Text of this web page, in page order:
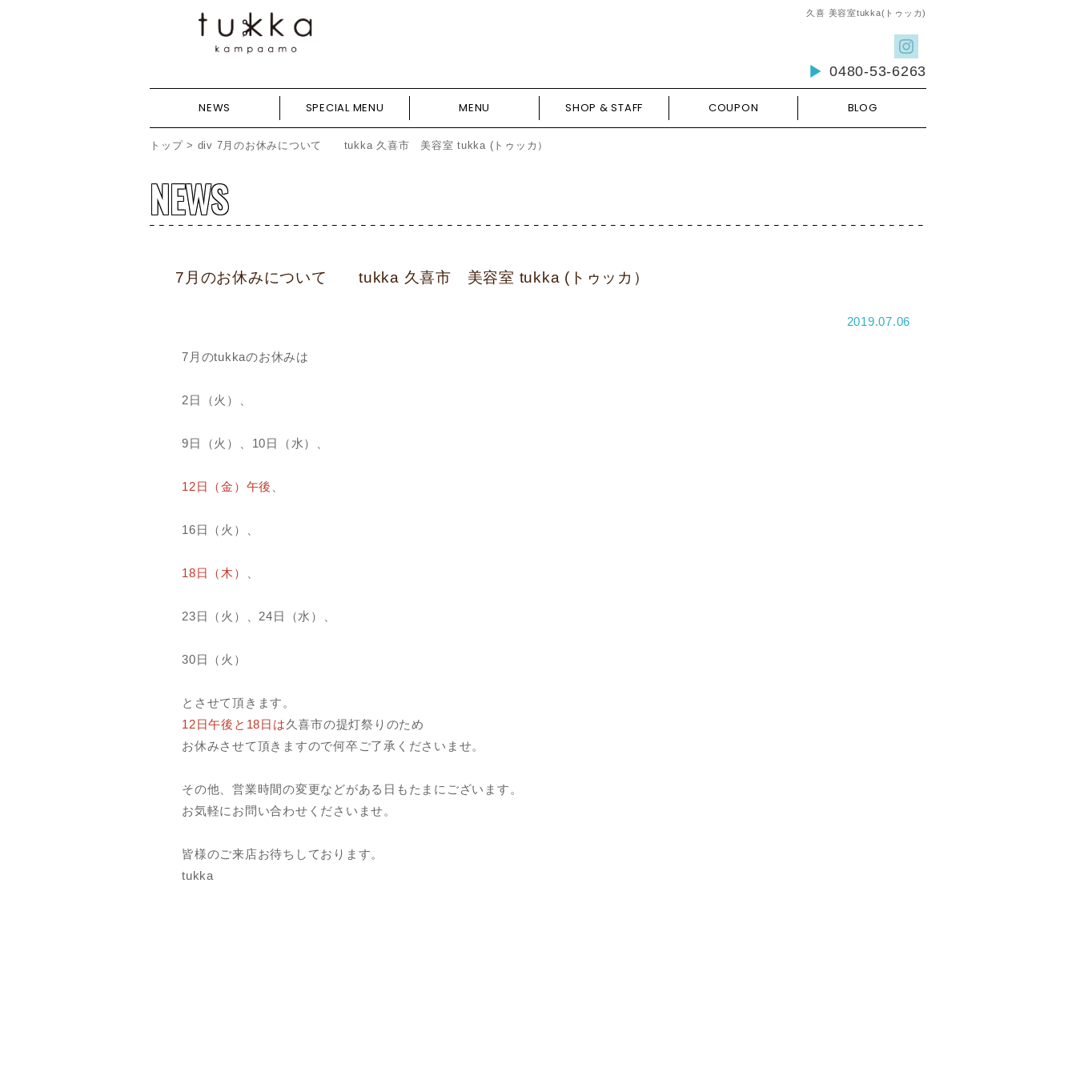
久喜 美容室tukka(トゥッカ)
0480-53-6263
NEWS SPECIAL MENU MENU SHOP & STAFF COUPON BLOG
トップ> div 7月のお休みについて tukka 久喜市 美容室 tukka (トゥッカ）
NEWS
7月のお休みについて tukka 久喜市 美容室 tukka (トゥッカ）
2019.07.06
7月のtukkaのお休みは
2日（火）、
9日（火）、10日（水）、
12日（金）午後
16日（火）、
18日（木）
23日（火）、24日（水）、
30日（火）
とさせて頂きます。
12日午後と18日は久喜市の提灯祭りのため
お休みさせて頂きますので何卒ご了承くださいませ。
その他、営業時間の変更などがある日もたまにございます。
お気軽にお問い合わせくださいませ。
皆様のご来店お待ちしております。
tukka